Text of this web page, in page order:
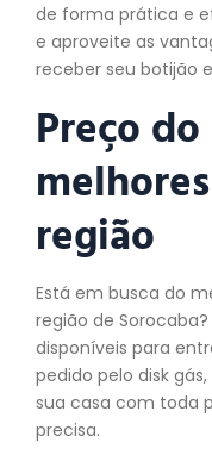
de forma prática e
e aproveite as
receber seu botijão
Preço
região
Está em busca do
região de
disponíveis para
pedido pelo disk
sua casa com toda
precisa.